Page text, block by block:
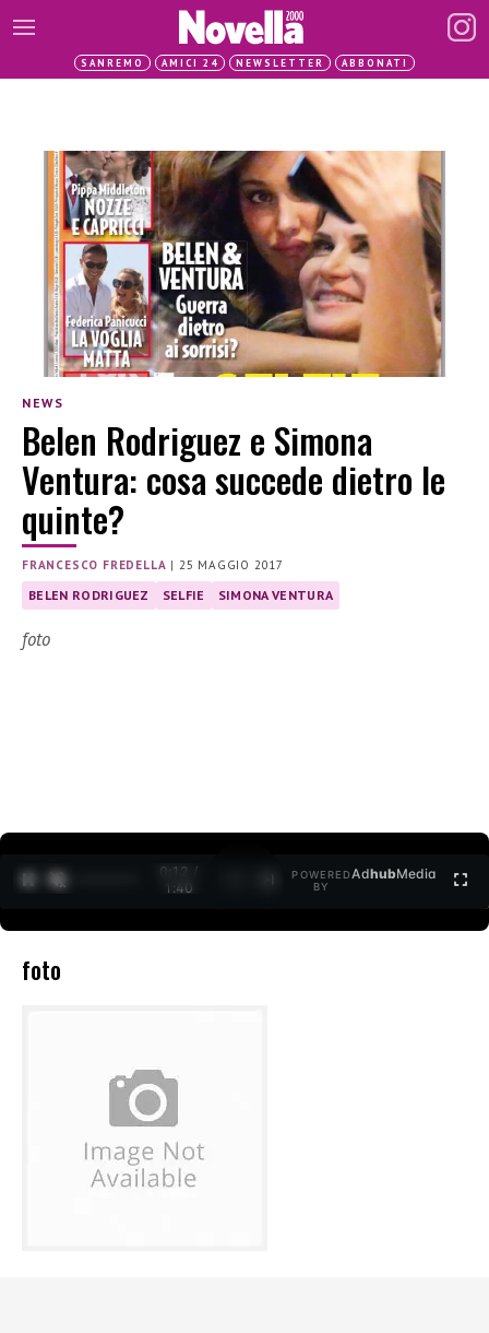
SANREMO AMICI 24 NEWSLETTER ABBONATI
NEWS
Belen Rodriguez e Simona
Ventura: cosa succede dietro le
quinte?
FRANCESCO FREDELLA | 25 MAGGIO 2017
BELEN RODRIGUEZ SELFIE SIMONA VENTURA
foto
0:12 /
1:40
POWERED
BY
AdhubMedia
foto